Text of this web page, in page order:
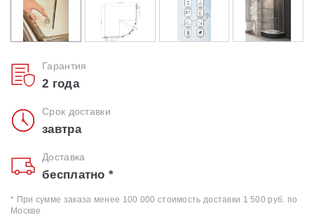
Гарантия
2 года
Срок доставки
завтра
Доставка
бесплатно *
* При сумме заказа менее 100 000 стоимость доставки 1 500 руб. по
Москве